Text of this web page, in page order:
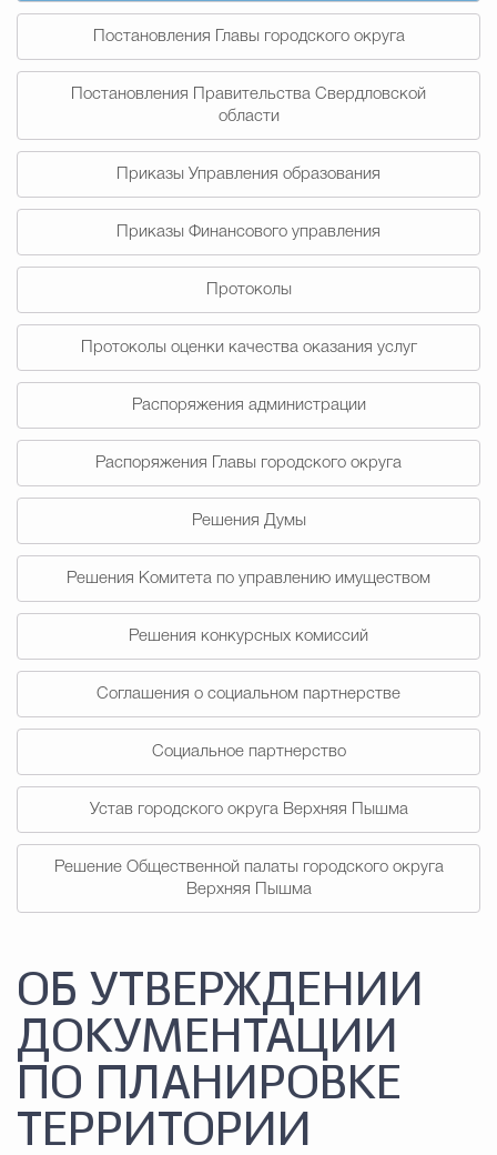
Муниципальные
Счётная палата Городского
Гостям Городского
Общественная
Градостроительство и
Государственные организации
Постановления Главы городского округа
Постановления Правительства Свердловской
области
Приказы Управления образования
Приказы Финансового управления
Протоколы
Протоколы оценки качества оказания услуг
Распоряжения администрации
Распоряжения Главы городского округа
Решения Думы
Решения Комитета по управлению имуществом
Решения конкурсных комиссий
Соглашения о социальном партнерстве
Социальное партнерство
Устав городского округа Верхняя Пышма
Решение Общественной палаты городского округа
Верхняя Пышма
ОБ УТВЕРЖДЕНИИ
ДОКУМЕНТАЦИИ
ПО ПЛАНИРОВКЕ
ТЕРРИТОРИИ